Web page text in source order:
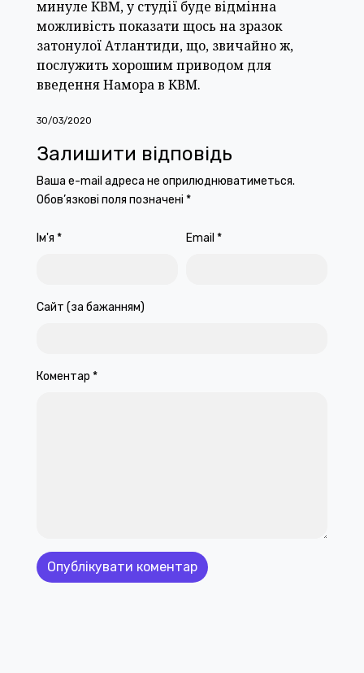
минуле КВМ, у студії буде відмінна
можливість показати щось на зразок
затонулої Атлантиди, що, звичайно ж,
послужить хорошим приводом для
введення Намора в КВМ.
30/03/2020
Залишити відповідь
Ваша e-mail адреса не оприлюднюватиметься.
Обов’язкові поля позначені *
Ім'я * Email *
Сайт (за бажанням)
Коментар *